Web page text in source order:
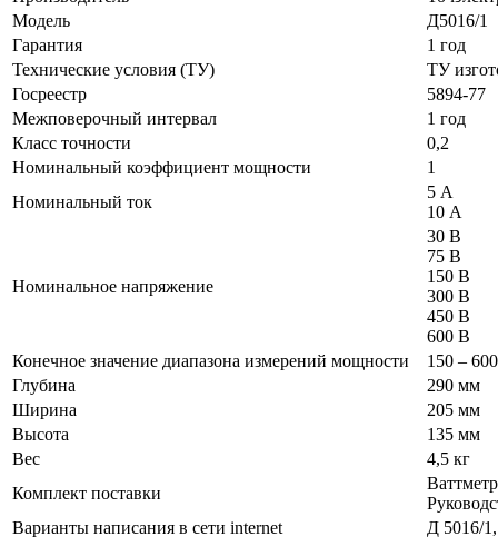
Модель
Д5016/1
Гарантия
1 год
Технические условия (ТУ)
ТУ
Госреестр
5894-77
Межповерочный интервал
1 год
Класс точности
0,2
Номинальный коэффициент мощности
1
Номинальный ток
5 А
10 А
Номинальное напряжение
30 В
75 В
150 В
300 В
450 В
600 В
Конечное значение диапазона измерений мощности
150 –
Глубина
290 мм
Ширина
205 мм
Высота
135 мм
Вес
4,5 кг
Комплект поставки
Варианты написания в сети internet
Д 5016/